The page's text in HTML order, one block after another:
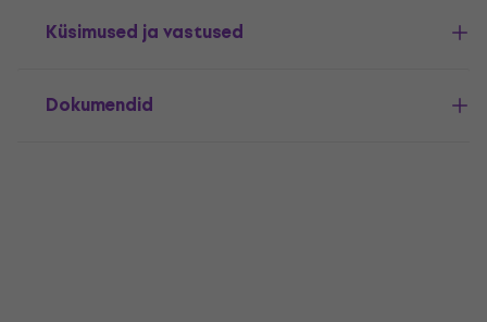
Küsimused ja vastused
Dokumendid